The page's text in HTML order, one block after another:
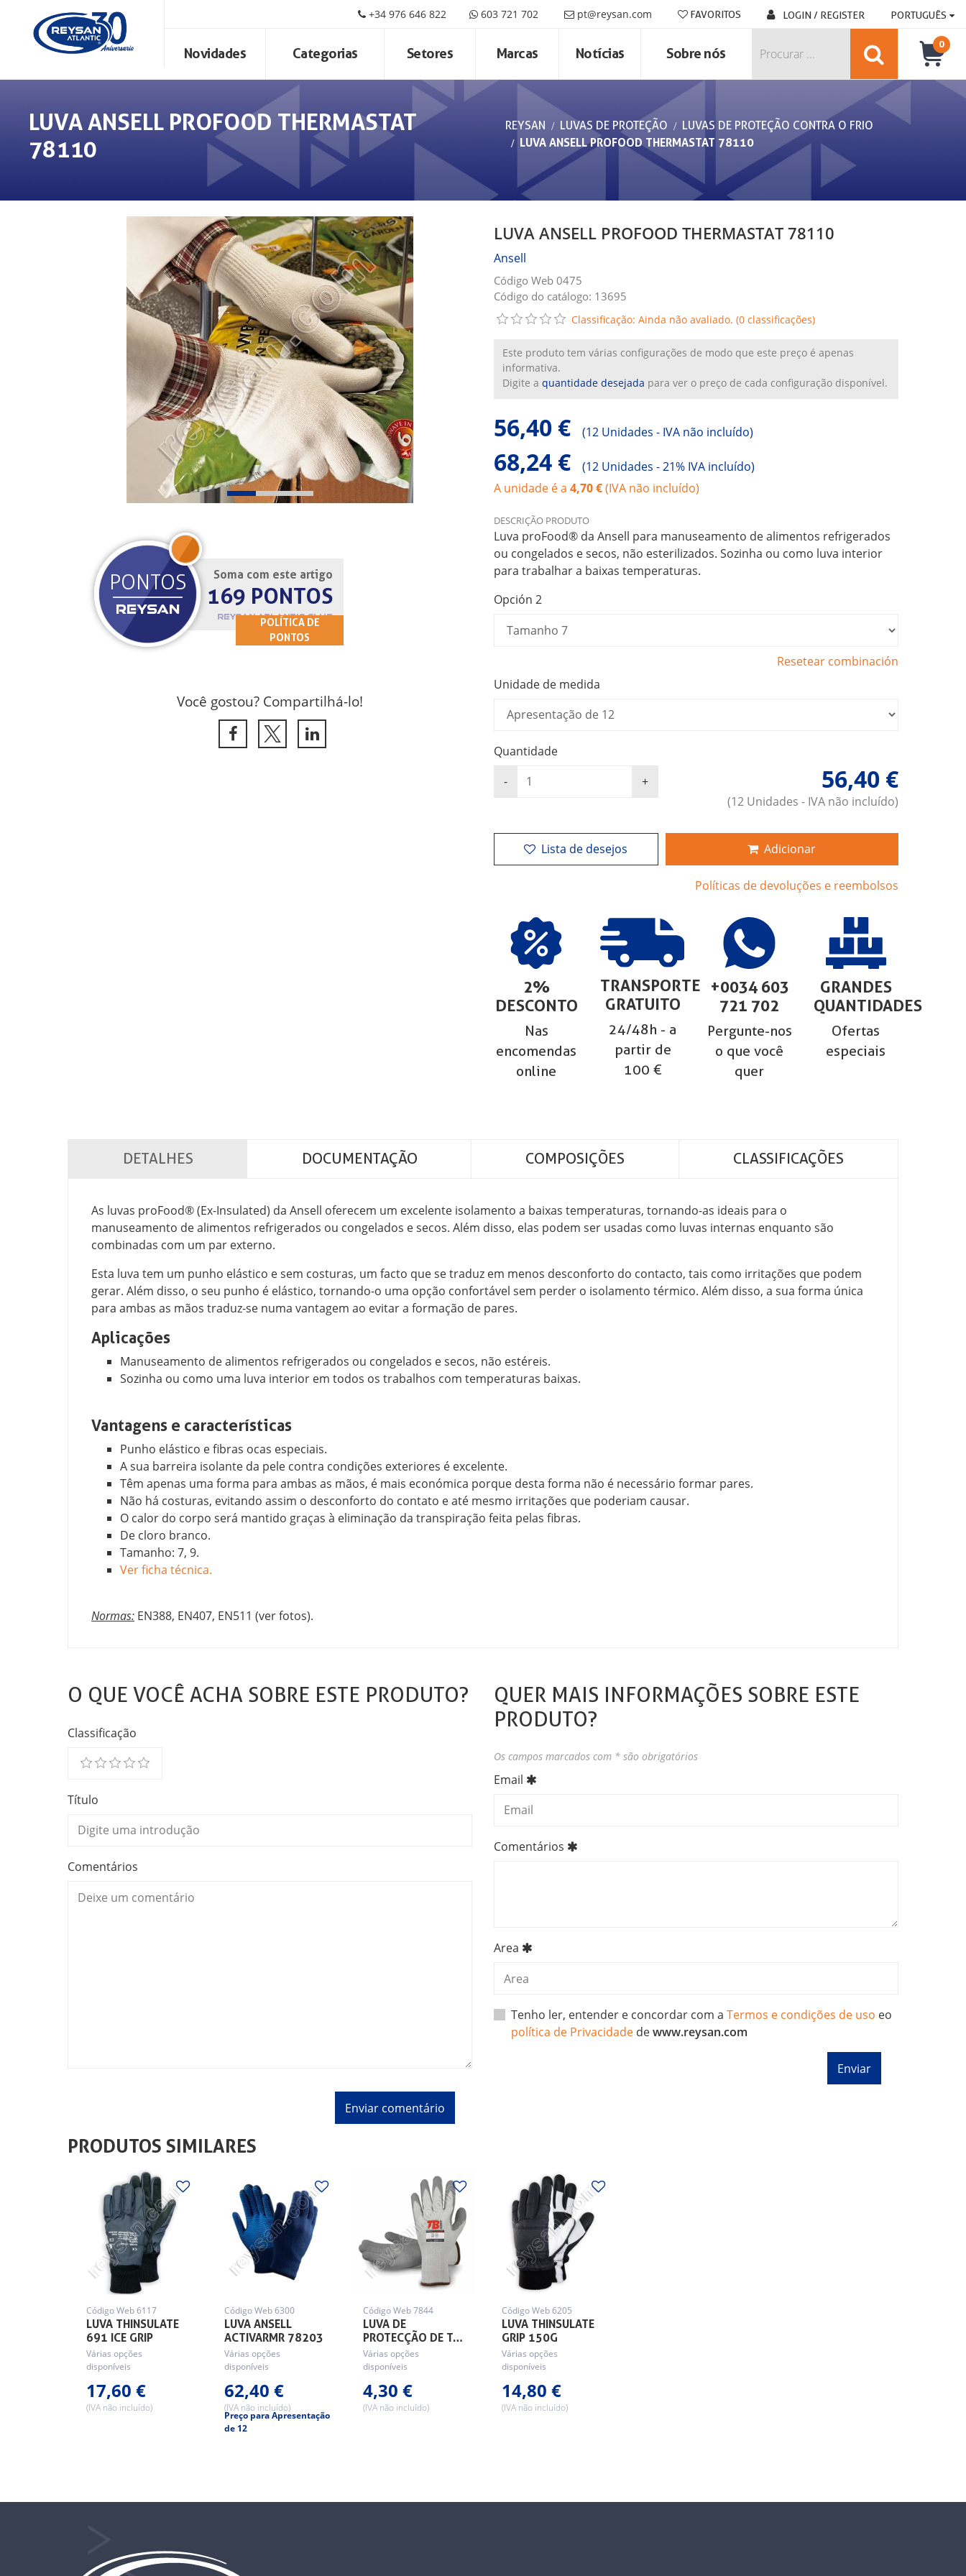
+34 976 646 822 603 721 702 pt@reysan.com FAVORITOS LOGIN / REGISTER PORTUGUÊS
Novidades Categorias Setores Marcas Notícias Sobre nós
0
LUVA ANSELL PROFOOD THERMASTAT
78110
REYSAN LUVAS DE PROTEÇÃO
LUVAS DE PROTEÇÃO CONTRA O FRIO
LUVA ANSELL PROFOOD THERMASTAT 78110
Soma com este artigo
169 PONTOS
REYSAN ATLANTIC CLUB
POLÍTICA DE
PONTOS
PONTOS
REYSAN
JOIN
Você gostou? Compartilhá-lo!
LUVA ANSELL PROFOOD THERMASTAT 78110
Ansell
Código Web 0475
Código do catálogo: 13695
Classificação: Ainda não avaliado. (0 classificações)
Este produto tem várias configurações de modo que este preço é apenas
informativa.
Digite a quantidade desejada para ver o preço de cada configuração disponível.
56,40 € (12 Unidades - IVA não incluído)
68,24 € (12 Unidades -21% IVA incluído)
A unidade é a 4,70 €(IVA não incluído)
DESCRIÇÃO PRODUTO
Luva proFood® da Ansell para manuseamento de alimentos refrigerados
ou congelados e secos, não esterilizados. Sozinha ou como luva interior
para trabalhar a baixas temperaturas.
Opción 2
Resetear combinación
Unidade de medida
Quantidade
56,40 €
(12 Unidades - IVA não incluído)
Lista de desejos Adicionar
Políticas de devoluções e reembolsos
2%
DESCONTO
Nas
encomendas
online
TRANSPORTE
GRATUITO
24/48h - a
partir de
100 €
+0034 603
721 702
Pergunte-nos
o que você
quer
GRANDES
QUANTIDADES
Ofertas
especiais
DETALHES DOCUMENTAÇÃO COMPOSIÇÕES CLASSIFICAÇÕES
As luvas proFood® (Ex-Insulated) da Ansell oferecem um excelente isolamento a baixas temperaturas, tornando-as ideais para o
manuseamento de alimentos refrigerados ou congelados e secos. Além disso, elas podem ser usadas como luvas internas enquanto são
combinadas com um par externo.
Esta luva tem um punho elástico e sem costuras, um facto que se traduz em menos desconforto do contacto, tais como irritações que podem
gerar. Além disso, o seu punho é elástico, tornando-o uma opção confortável sem perder o isolamento térmico. Além disso, a sua forma única
para ambas as mãos traduz-se numa vantagem ao evitar a formação de pares.
Aplicações
Manuseamento de alimentos refrigerados ou congelados e secos, não estéreis.
Sozinha ou como uma luva interior em todos os trabalhos com temperaturas baixas.
Vantagens e características
Punho elástico e fibras ocas especiais.
A sua barreira isolante da pele contra condições exteriores é excelente.
Têm apenas uma forma para ambas as mãos, é mais económica porque desta forma não é necessário formar pares.
Não há costuras, evitando assim o desconforto do contato e até mesmo irritações que poderiam causar.
O calor do corpo será mantido graças à eliminação da transpiração feita pelas fibras.
De cloro branco.
Tamanho: 7, 9.
Ver ficha técnica.
Normas: EN388, EN407, EN511 (ver fotos).
O QUE VOCÊ ACHA SOBRE ESTE PRODUTO?
Classificação
Título
Comentários
QUER MAIS INFORMAÇÕES SOBRE ESTE
PRODUTO?
Os campos marcados com * são obrigatórios
Email
Comentários
Area
Tenho ler, entender e concordar com a Termos e condições de uso eo
política de Privacidadedewww.reysan.com
PRODUTOS SIMILARES
LUVA THINSULATE
691 ICE GRIP
Código Web 6117
Várias opções
disponíveis
17,60 €
(IVA não incluído)
LUVA ANSELL
ACTIVARMR 78203
Código Web 6300
Várias opções
disponíveis
62,40 €
(IVA não incluído)
Preço para Apresentação
de 12
LUVA DE
PROTECÇÃO DE T…
Código Web 7844
Várias opções
disponíveis
4,30 €
(IVA não incluído)
LUVA THINSULATE
GRIP 150G
Código Web 6205
Várias opções
disponíveis
14,80 €
(IVA não incluído)